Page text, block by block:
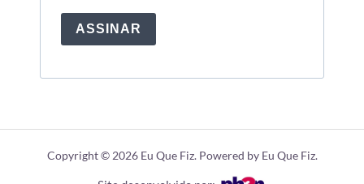
ASSINAR
Copyright © 2026 Eu Que Fiz. Powered by Eu Que Fiz.